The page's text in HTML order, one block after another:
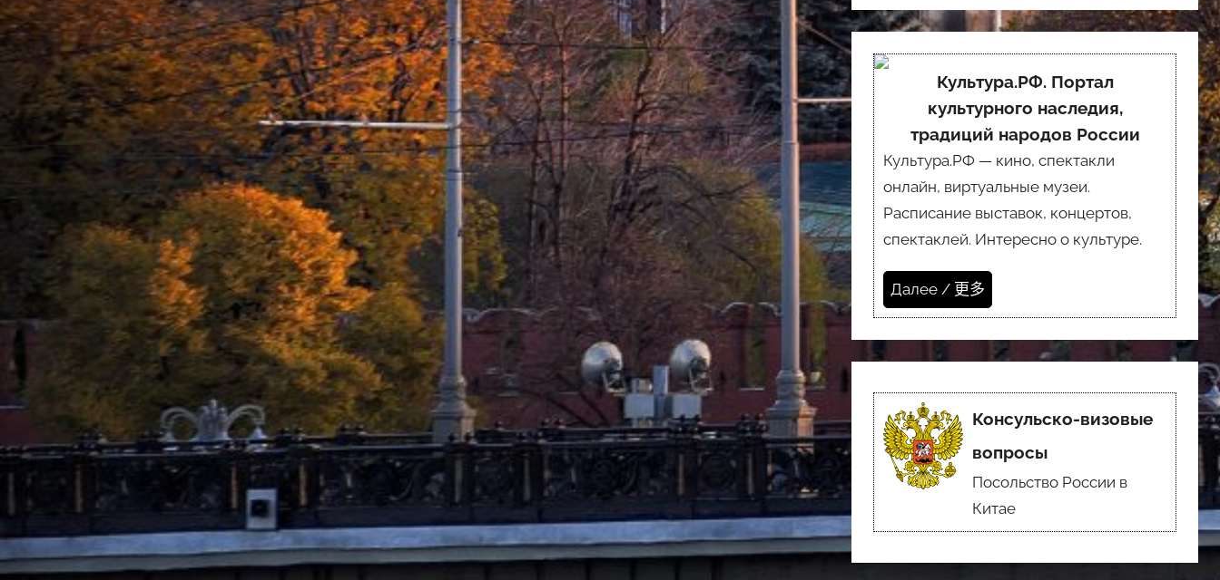
Культура.РФ. Портал
культурного наследия,
традиций народов России
Культура.РФ — кино, спектакли
онлайн, виртуальные музеи.
Расписание выставок, концертов,
спектаклей. Интересно о культуре.
Далее / 更多
Консульско-визовые
вопросы
Посольство России в
Китае